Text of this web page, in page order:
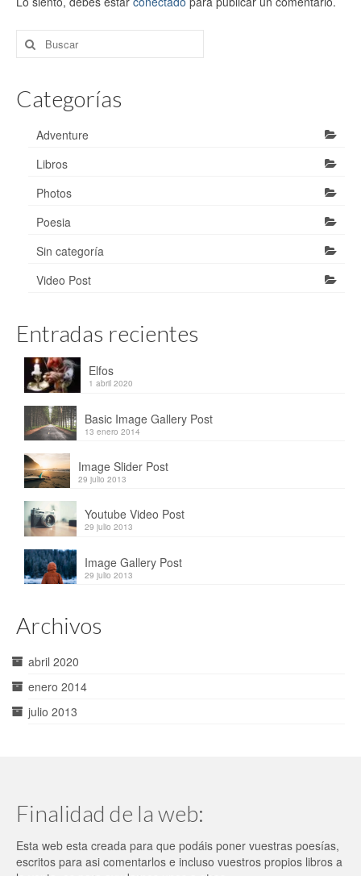
Buscar
por:
Categorías
Adventure
Libros
Photos
Poesia
Sin categoría
Video Post
Entradas recientes
Elfos
1 abril 2020
Basic Image Gallery Post
13 enero 2014
Image Slider Post
29 julio 2013
Youtube Video Post
29 julio 2013
Image Gallery Post
29 julio 2013
Archivos
abril 2020
enero 2014
julio 2013
Finalidad de la web:
Esta web esta creada para que podáis poner vuestras poesías,
escritos para asi comentarlos e incluso vuestros propios libros a